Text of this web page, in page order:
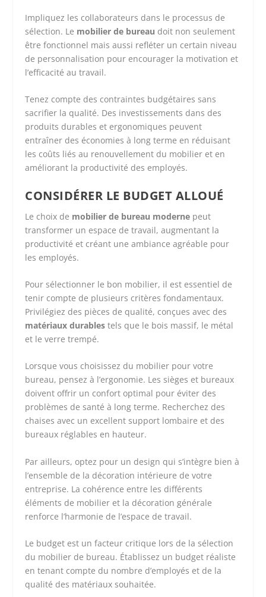
Impliquez les collaborateurs dans le processus de
sélection. Le mobilier de bureau doit non seulement
être fonctionnel mais aussi refléter un certain niveau
de personnalisation pour encourager la motivation et
l’efficacité au travail.
Tenez compte des contraintes budgétaires sans
sacrifier la qualité. Des investissements dans des
produits durables et ergonomiques peuvent
entraîner des économies à long terme en réduisant
les coûts liés au renouvellement du mobilier et en
améliorant la productivité des employés.
CONSIDÉRER LE BUDGET ALLOUÉ
Le choix de mobilier de bureau moderne peut
transformer un espace de travail, augmentant la
productivité et créant une ambiance agréable pour
les employés.
Pour sélectionner le bon mobilier, il est essentiel de
tenir compte de plusieurs critères fondamentaux.
Privilégiez des pièces de qualité, conçues avec des
matériaux durables tels que le bois massif, le métal
et le verre trempé.
Lorsque vous choisissez du mobilier pour votre
bureau, pensez à l’ergonomie. Les sièges et bureaux
doivent offrir un confort optimal pour éviter des
problèmes de santé à long terme. Recherchez des
chaises avec un excellent support lombaire et des
bureaux réglables en hauteur.
Par ailleurs, optez pour un design qui s’intègre bien à
l’ensemble de la décoration intérieure de votre
entreprise. La cohérence entre les différents
éléments de mobilier et la décoration générale
renforce l’harmonie de l’espace de travail.
Le budget est un facteur critique lors de la sélection
du mobilier de bureau. Établissez un budget réaliste
en tenant compte du nombre d’employés et de la
qualité des matériaux souhaitée.